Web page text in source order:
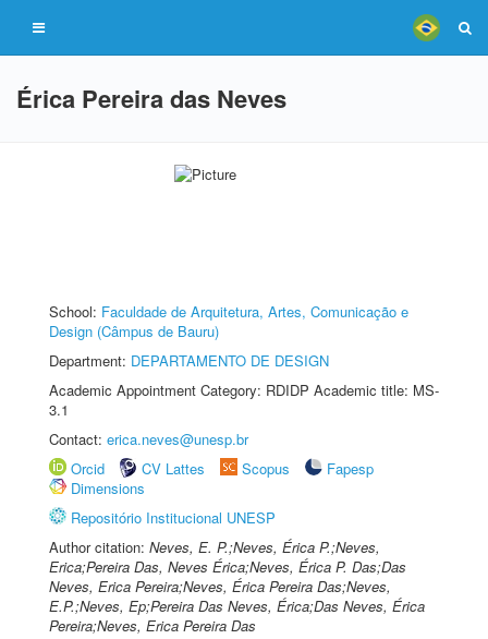
Érica Pereira das Neves
School: Faculdade de Arquitetura, Artes, Comunicação e
Design (Câmpus de Bauru)
Department: DEPARTAMENTO DE DESIGN
Academic Appointment Category: RDIDP Academic title: MS-
3.1
Contact: erica.neves@unesp.br
Orcid
CV Lattes Scopus
Fapesp
Dimensions
Repositório Institucional UNESP
Author citation: Neves, E. P.;Neves, Érica P.;Neves,
Erica;Pereira Das, Neves Érica;Neves, Érica P. Das;Das
Neves, Erica Pereira;Neves, Érica Pereira Das;Neves,
E.P.;Neves, Ep;Pereira Das Neves, Érica;Das Neves, Érica
Pereira;Neves, Erica Pereira Das